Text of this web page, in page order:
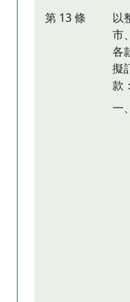
第 13 條
以
市
各
擬
款：
一